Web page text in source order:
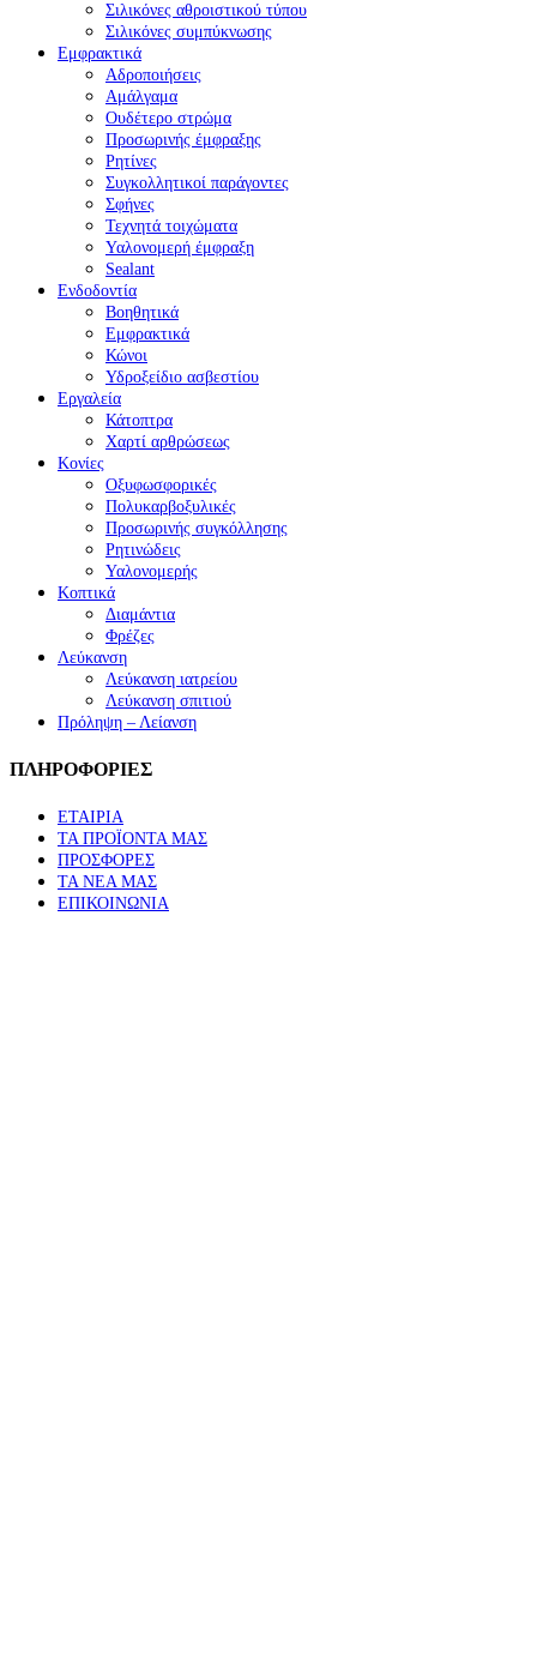
Σιλικόνες αθροιστικού τύπου
Σιλικόνες συμπύκνωσης
Εμφρακτικά
Αδροποιήσεις
Αμάλγαμα
Ουδέτερο στρώμα
Προσωρινής έμφραξης
Ρητίνες
Συγκολλητικοί παράγοντες
Σφήνες
Τεχνητά τοιχώματα
Υαλονομερή έμφραξη
Sealant
Ενδοδοντία
Βοηθητικά
Εμφρακτικά
Κώνοι
Υδροξείδιο ασβεστίου
Εργαλεία
Κάτοπτρα
Χαρτί αρθρώσεως
Κονίες
Οξυφωσφορικές
Πολυκαρβοξυλικές
Προσωρινής συγκόλλησης
Ρητινώδεις
Υαλονομερής
Κοπτικά
Διαμάντια
Φρέζες
Λεύκανση
Λεύκανση ιατρείου
Λεύκανση σπιτιού
Πρόληψη – Λείανση
ΠΛΗΡΟΦΟΡΙΕΣ
ΕΤΑΙΡΙΑ
ΤΑ ΠΡΟΪΟΝΤΑ ΜΑΣ
ΠΡΟΣΦΟΡΕΣ
ΤΑ ΝΕΑ ΜΑΣ
ΕΠΙΚΟΙΝΩΝΙΑ